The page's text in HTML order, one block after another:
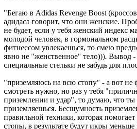
"Бегаю в Adidas Revenge Boost
адидаса говорит, что они женские.
не будет, если у тебя женский индекс
молодой человек, в гормональном
фитнессом увлекаешься, то смею
явно не "женственное" тело))). Вывод
специальные стельки не забудь для
"приземляюсь на всю стопу" - а вот не
смотреть нужно, но раз у тебя
приземлении и удар", то думаю, что ты
приземляешься. Бесшумность
правильной техники, которая помогает
стопы, в результате будут икры меньше